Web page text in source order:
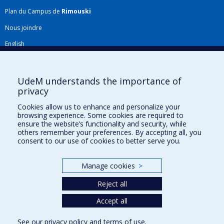
Plan du Campus de Rimouski
Nous joindre
English
Plan du site
Accessibilité
Gabarits et image de marque
Agenda FMV & calendrier académique
La Faculté de médecine vétérinaire de l'Université de Montréal détient
UdeM understands the importance of
privacy
Cookies allow us to enhance and personalize your
browsing experience. Some cookies are required to
ensure the website’s functionality and security, while
others remember your preferences. By accepting all, you
consent to our use of cookies to better serve you.
Manage cookies >
Reject all
Accept all
See our privacy policy andterms of use.